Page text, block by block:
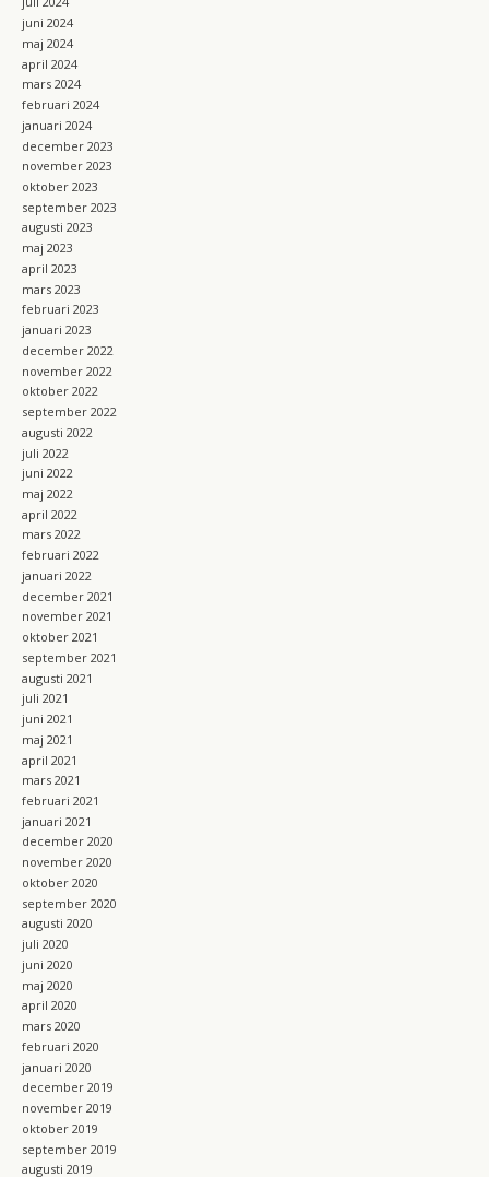
juni 2024
maj 2024
april 2024
mars 2024
februari 2024
januari 2024
december 2023
november 2023
oktober 2023
september 2023
augusti 2023
maj 2023
april 2023
mars 2023
februari 2023
januari 2023
december 2022
november 2022
oktober 2022
september 2022
augusti 2022
juli 2022
juni 2022
maj 2022
april 2022
mars 2022
februari 2022
januari 2022
december 2021
november 2021
oktober 2021
september 2021
augusti 2021
juli 2021
juni 2021
maj 2021
april 2021
mars 2021
februari 2021
januari 2021
december 2020
november 2020
oktober 2020
september 2020
augusti 2020
juli 2020
juni 2020
maj 2020
april 2020
mars 2020
februari 2020
januari 2020
december 2019
november 2019
oktober 2019
september 2019
augusti 2019